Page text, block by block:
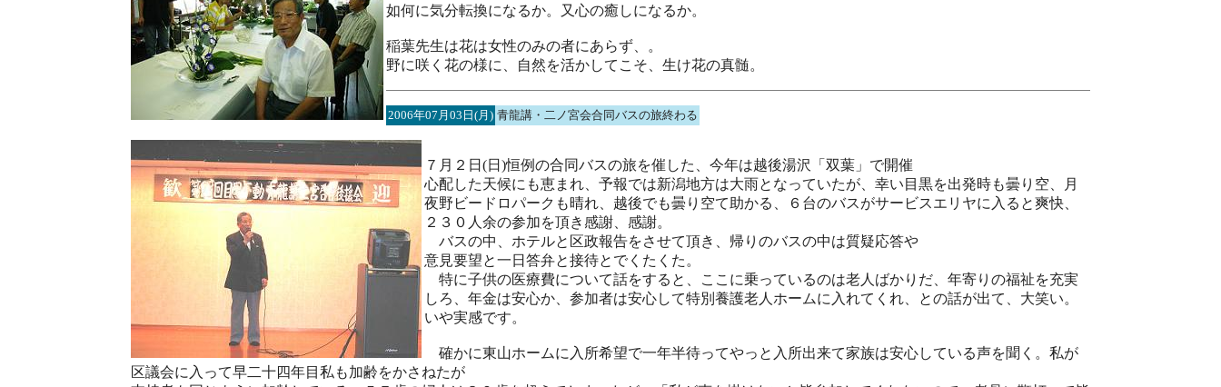
如何に気分転換になるか。又心の癒しになるか。
稲葉先生は花は女性のみの者にあらず、。
野に咲く花の様に、自然を活かしてこそ、生け花の真髄。
2006年07月03日(月) 青龍講・二ノ宮会合同バスの旅終わる
７月２日(日)恒例の合同バスの旅を催した、今年は越後湯沢「双葉」で開催
心配した天候にも恵まれ、予報では新潟地方は大雨となっていたが、幸い目黒を出発時も曇り空、月
夜野ビードロパークも晴れ、越後でも曇り空て助かる、６台のバスがサービスエリヤに入ると爽快、
２３０人余の参加を頂き感謝、感謝。
バスの中、ホテルと区政報告をさせて頂き、帰りのバスの中は質疑応答や
意見要望と一日答弁と接待とでくたくた。
特に子供の医療費について話をすると、ここに乗っているのは老人ばかりだ、年寄りの福祉を充実
しろ、年金は安心か、参加者は安心して特別養護老人ホームに入れてくれ、との話が出て、大笑い。
いや実感です。
確かに東山ホームに入所希望で一年半待ってやっと入所出来て家族は安心している声を聞く。私が
区議会に入って早二十四年目私も加齢をかさねたが